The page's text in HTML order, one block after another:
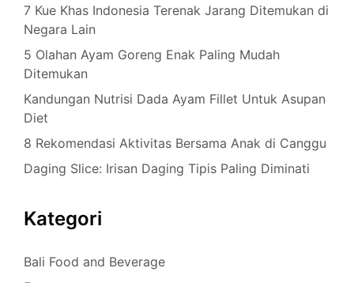
7 Kue Khas Indonesia Terenak Jarang Ditemukan di
Negara Lain
5 Olahan Ayam Goreng Enak Paling Mudah
Ditemukan
Kandungan Nutrisi Dada Ayam Fillet Untuk Asupan
Diet
8 Rekomendasi Aktivitas Bersama Anak di Canggu
Daging Slice: Irisan Daging Tipis Paling Diminati
Kategori
Bali Food and Beverage